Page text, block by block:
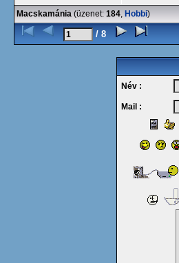
Macskamánia (üzenet: 184, Hobbi)
/ 8
Név :
Mail :